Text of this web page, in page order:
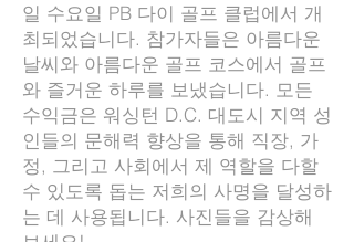
일 수요일 PB 다이 골프 클럽에서 개
최되었습니다. 참가자들은 아름다운
날씨와 아름다운 골프 코스에서 골프
와 즐거운 하루를 보냈습니다. 모든
수익금은 워싱턴 D.C. 대도시 지역 성
인들의 문해력 향상을 통해 직장, 가
정, 그리고 사회에서 제 역할을 다할
수 있도록 돕는 저희의 사명을 달성하
는 데 사용됩니다. 사진들을 감상해